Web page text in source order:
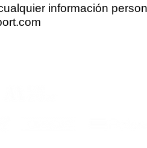
información